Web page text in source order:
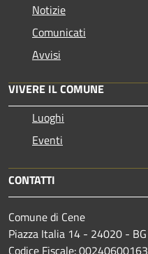
Notizie
Comunicati
Avvisi
VIVERE IL COMUNE
Luoghi
Eventi
CONTATTI
Comune di Cene
Piazza Italia 14 - 24020 - BG
Codice Fiscale: 00240600163